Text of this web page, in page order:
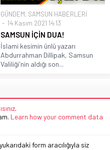
GÜNDEM, SAMSUN HABERLERİ
14 Kasım 2021 14:13
SAMSUN İÇİN DUA!
İslami kesimin ünlü yazarı
Abdurrahman Dillipak, Samsun
Valiliği'nin aldığı son...
.
Learn how your comment data
form aracılığıyla siz